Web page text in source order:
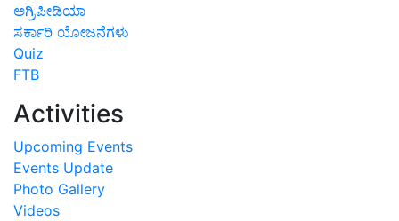
ಅಗ್ರಿಪೀಡಿಯಾ
ಸರ್ಕಾರಿ ಯೋಜನೆಗಳು
Quiz
FTB
Activities
Upcoming Events
Events Update
Photo Gallery
Videos